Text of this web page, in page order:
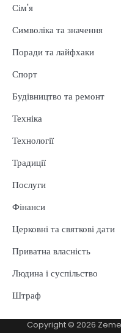
Сім'я
Символіка та значення
Поради та лайфхаки
Спорт
Будівництво та ремонт
Техніка
Технології
Традиції
Послуги
Фінанси
Церковні та святкові дати
Приватна власність
Людина і суспільство
Штраф
Copyright © 2026